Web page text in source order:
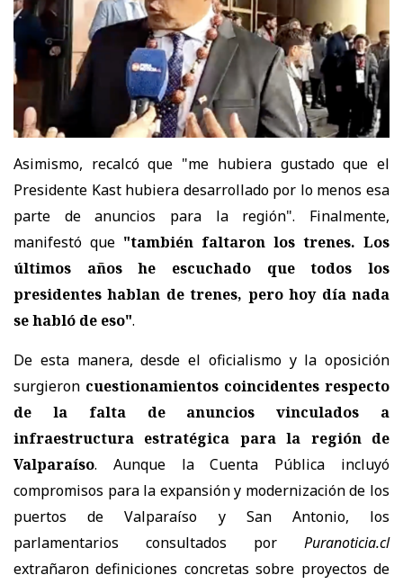
Asimismo, recalcó que "me hubiera gustado que el
Presidente Kast hubiera desarrollado por lo menos esa
parte de anuncios para la región". Finalmente,
manifestó que "también faltaron los trenes. Los
últimos años he escuchado que todos los
presidentes hablan de trenes, pero hoy día nada
se habló de eso".
De esta manera, desde el oficialismo y la oposición
surgieron cuestionamientos coincidentes respecto
de la falta de anuncios vinculados a
infraestructura estratégica para la región de
Valparaíso. Aunque la Cuenta Pública incluyó
compromisos para la expansión y modernización de los
puertos de Valparaíso y San Antonio, los
parlamentarios consultados por Puranoticia.cl
extrañaron definiciones concretas sobre proyectos de